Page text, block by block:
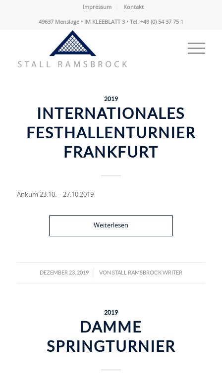
Impressum Kontakt
49637 Menslage • IM KLEEBLATT 3 • Tel: +49 (0) 54 37 75 1
2019
INTERNATIONALES
FESTHALLENTURNIER
FRANKFURT
Ankum 23.10. – 27.10.2019
Weiterlesen
DEZEMBER 23, 2019
/ VONSTALL RAMSBROCK WRITER
2019
DAMME
SPRINGTURNIER